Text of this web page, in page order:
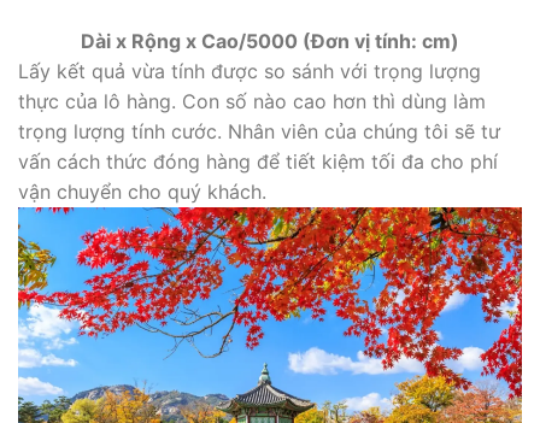
Dài x Rộng x Cao/5000 (Đơn vị tính: cm)
Lấy kết quả vừa tính được so sánh với trọng lượng
thực của lô hàng. Con số nào cao hơn thì dùng làm
trọng lượng tính cước. Nhân viên của chúng tôi sẽ tư
vấn cách thức đóng hàng để tiết kiệm tối đa cho phí
vận chuyển cho quý khách.